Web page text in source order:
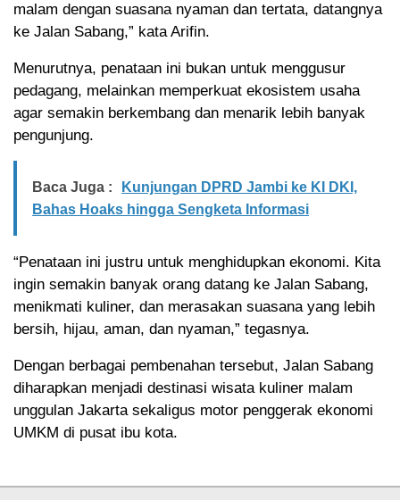
malam dengan suasana nyaman dan tertata, datangnya
ke Jalan Sabang,” kata Arifin.
Menurutnya, penataan ini bukan untuk menggusur
pedagang, melainkan memperkuat ekosistem usaha
agar semakin berkembang dan menarik lebih banyak
pengunjung.
Baca Juga :
Kunjungan DPRD Jambi ke KI DKI,
Bahas Hoaks hingga Sengketa Informasi
“Penataan ini justru untuk menghidupkan ekonomi. Kita
ingin semakin banyak orang datang ke Jalan Sabang,
menikmati kuliner, dan merasakan suasana yang lebih
bersih, hijau, aman, dan nyaman,” tegasnya.
Dengan berbagai pembenahan tersebut, Jalan Sabang
diharapkan menjadi destinasi wisata kuliner malam
unggulan Jakarta sekaligus motor penggerak ekonomi
UMKM di pusat ibu kota.